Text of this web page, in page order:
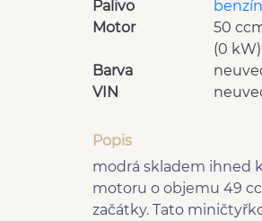
Palivo
benzín
Motor
50
(0 kW)
Barva
VIN
Popis
modrá skladem ihned
motoru o objemu 49
začátky. Tato